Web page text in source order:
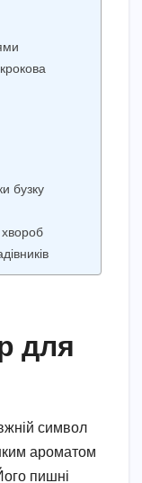
бузку
хвороб
для
символ
ароматом
пишні